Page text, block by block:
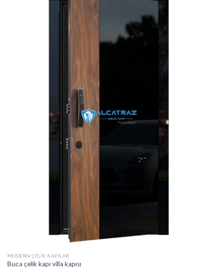
MODERN ÇELIK KAPILAR
Buca çelik kapı villa kapısı